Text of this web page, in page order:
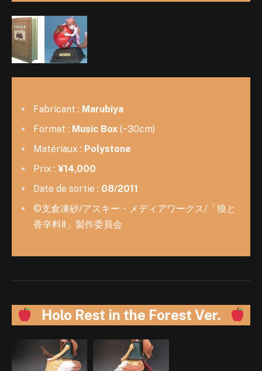
Fabricant : Marubiya
Format : Music Box (~30cm)
Matériaux : Polystone
Prix : ¥14,000
Date de sortie : 08/2011
©支倉凍砂/アスキー・メディアワークス/「狼と
香辛料Ⅱ」製作委員会
Holo Rest in the Forest Ver.